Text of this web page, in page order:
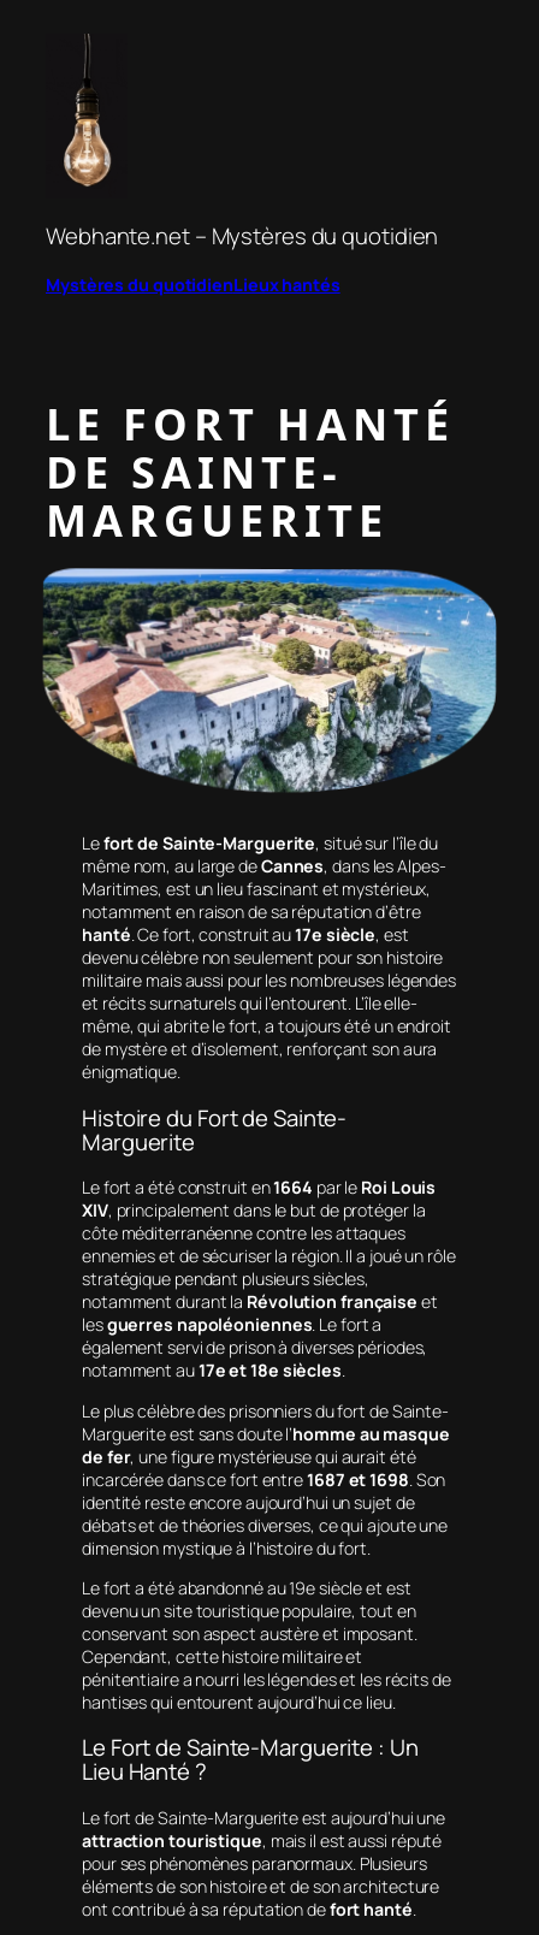
Webhante.net – Mystères du quotidien
Mystères du quotidienLieux hantés
LE FORT HANTÉ
DE SAINTE-
MARGUERITE
Lefort de Sainte-Marguerite, situé sur l’île du
même nom, au large deCannes, dans les Alpes-
Maritimes, est un lieu fascinant et mystérieux,
notamment en raison de sa réputation d’être
hanté. Ce fort, construit au17e siècle, est
devenu célèbre non seulement pour son histoire
militaire mais aussi pour les nombreuses légendes
et récits surnaturels qui l’entourent. L’île elle-
même, qui abrite le fort, a toujours été un endroit
de mystère et d’isolement, renforçant son aura
énigmatique.
Histoire du Fort de Sainte-
Marguerite
Le fort a été construit en1664 par le Roi Louis
XIV, principalement dans le but de protéger la
côte méditerranéenne contre les attaques
ennemies et de sécuriser la région. Il a joué un rôle
stratégique pendant plusieurs siècles,
notamment durant la Révolution française et
lesguerres napoléoniennes. Le fort a
également servi de prison à diverses périodes,
notamment au17e et 18e siècles.
Le plus célèbre des prisonniers du fort de Sainte-
Marguerite est sans doute l’homme au masque
de fer, une figure mystérieuse qui aurait été
incarcérée dans ce fort entre1687 et 1698 . Son
identité reste encore aujourd’hui un sujet de
débats et de théories diverses, ce qui ajoute une
dimension mystique à l’histoire du fort.
Le fort a été abandonné au 19e siècle et est
devenu un site touristique populaire, tout en
conservant son aspect austère et imposant.
Cependant, cette histoire militaire et
pénitentiaire a nourri les légendes et les récits de
hantises qui entourent aujourd’hui ce lieu.
Le Fort de Sainte-Marguerite : Un
Lieu Hanté ?
Le fort de Sainte-Marguerite est aujourd’hui une
attraction touristique, mais il est aussi réputé
pour ses phénomènes paranormaux. Plusieurs
éléments de son histoire et de son architecture
ont contribué à sa réputation defort hanté